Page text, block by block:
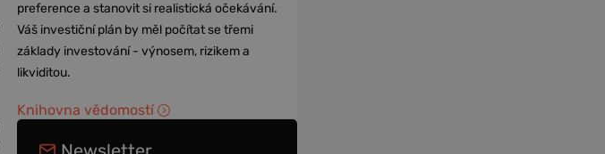
preference a stanovit si realistická očekávání.
Váš investiční plán by měl počítat se třemi
základy investování - výnosem, rizikem a
likviditou.
Knihovna vědomostí